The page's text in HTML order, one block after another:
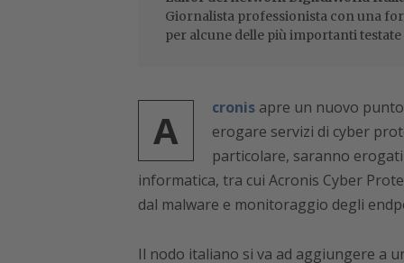
Giornalista professionista con una
per alcune delle più importanti
A cronisapre un nuovo punto
erogare servizi di cyber
particolare, saranno
informatica, tra cui Acronis Cyber
dal malware e monitoraggio degli
Il nodo italiano si va ad aggiungere a